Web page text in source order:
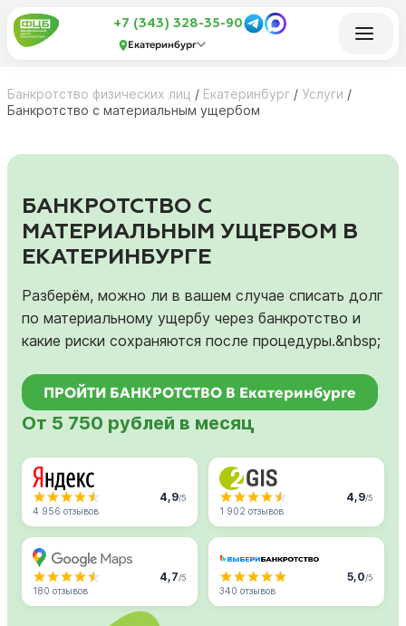
+7 (343) 328-35-90
Екатеринбург
Банкротство физических лиц / Екатеринбург / Услуги /
Банкротство с материальным ущербом
БАНКРОТСТВО С
МАТЕРИАЛЬНЫМ УЩЕРБОМ В
ЕКАТЕРИНБУРГЕ
Разберём, можно ли в вашем случае списать долг
по материальному ущербу через банкротство и
какие риски сохраняются после процедуры.&nbsp;
ПРОЙТИ БАНКРОТСТВО В Екатеринбурге
От 5 750 рублей в месяц
4,9/5
4 956 отзывов
4,9/5
1 902 отзывов
4,7/5
180 отзывов
5,0/5
340 отзывов